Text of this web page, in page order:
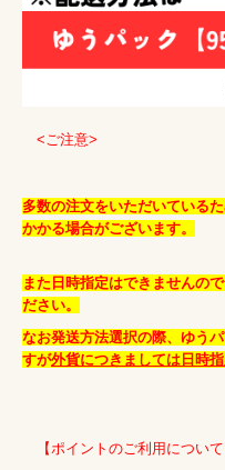
<ご注意>
多数の注文をいただいている
かかる場合がございます。
また日時指定はできませんの
ださい。
なお発送方法選択の際、ゆう
すが外貨につきましては日時
【ポイントのご利用について